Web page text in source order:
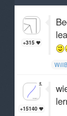
+315
+15140